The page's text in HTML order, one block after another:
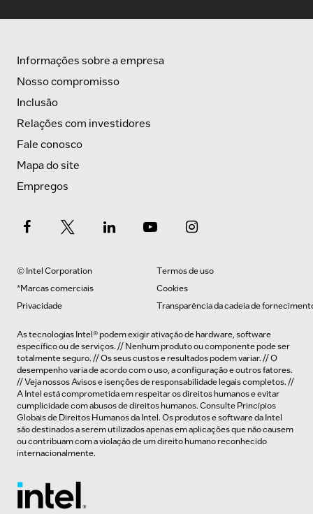
Informações sobre a empresa
Nosso compromisso
Inclusão
Relações com investidores
Fale conosco
Mapa do site
Empregos
© Intel Corporation
Termos de uso
*Marcas comerciais
Cookies
Privacidade
Transparência da cadeia de
As tecnologias Intel® podem exigir ativação de hardware, software
específico ou de serviços. // Nenhum produto ou componente pode ser
totalmente seguro. // Os seus custos e resultados podem variar. // O
desempenho varia de acordo com o uso, a configuração e outros fatores.
// Veja nossosAvisos e isenções de responsabilidade legais completos. //
A Intel está comprometida em respeitar os direitos humanos e evitar
cumplicidade com abusos de direitos humanos. ConsultePrincípios
Globais de Direitos Humanosda Intel. Os produtos e software da Intel
são destinados a serem utilizados apenas em aplicações que não causem
ou contribuam com a violação de um direito humano reconhecido
internacionalmente.